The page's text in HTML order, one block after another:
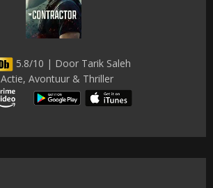
5.8/10 | Door Tarik Saleh
Actie, Avontuur & Thriller